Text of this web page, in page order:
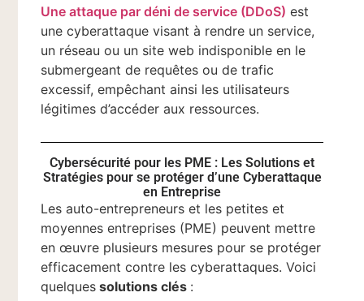
Une attaque par déni de service (DDoS) est
une cyberattaque visant à rendre un service,
un réseau ou un site web indisponible en le
submergeant de requêtes ou de trafic
excessif, empêchant ainsi les utilisateurs
légitimes d’accéder aux ressources.
Cybersécurité pour les PME : Les Solutions et
Stratégies pour se protéger d’une Cyberattaque
en Entreprise
Les auto-entrepreneurs et les petites et
moyennes entreprises (PME) peuvent mettre
en œuvre plusieurs mesures pour se protéger
efficacement contre les cyberattaques. Voici
quelques solutions clés :